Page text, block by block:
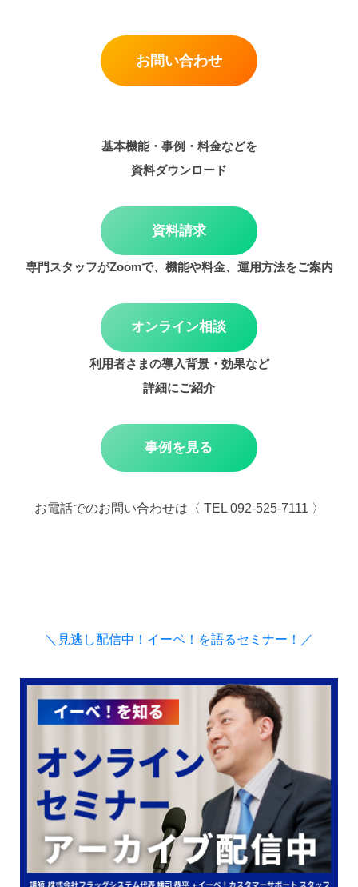
お問い合わせ
基本機能・事例・料金などを
資料ダウンロード
資料請求
専門スタッフがZoomで、機能や料金、運用方法をご案内
オンライン相談
利用者さまの導入背景・効果など
詳細にご紹介
事例を見る
お電話でのお問い合わせは〈 TEL 092-525-7111 〉
＼見逃し配信中！イーベ！を語るセミナー！／